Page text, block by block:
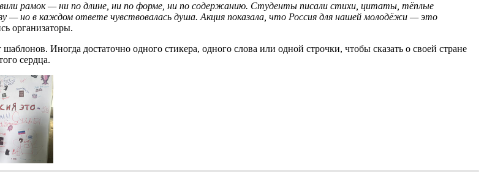
рамок — ни по длине, ни по форме, ни по содержанию. Студенты писали стихи, цитаты, тёплые
— но в каждом ответе чувствовалась душа. Акция показала, что Россия для нашей молодёжи — это
организаторы.
шаблонов. Иногда достаточно одного стикера, одного слова или одной строчки, чтобы сказать о своей стране
сердца.